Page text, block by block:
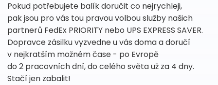
Pokud potřebujete balík doručit co nejrychleji,
pak jsou pro vás tou pravou volbou služby našich
partnerů FedEx PRIORITY nebo UPS EXPRESS SAVER.
Dopravce zásilku vyzvedne u vás doma a doručí
v nejkratším možném čase - po Evropě
do 2 pracovních dní, do celého světa už za 4 dny.
Stačí jen zabalit!